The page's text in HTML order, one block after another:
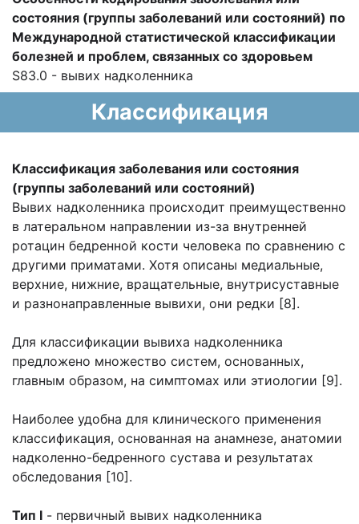
состояния (группы заболеваний или состояний) по
Международной статистической классификации
болезней и проблем, связанных со здоровьем
S83.0 - вывих надколенника
Классификация
Классификация заболевания или состояния
(группы заболеваний или состояний)
Вывих надколенника происходит преимущественно
в латеральном направлении из-за внутренней
ротацин бедренной кости человека по сравнению с
другими приматами. Хотя описаны медиальные,
верхние, нижние, вращательные, внутрисуставные
и разнонаправленные вывихи, они редки [8].
Для классификации вывиха надколенника
предложено множество систем, основанных,
главным образом, на симптомах или этиологии [9].
Наиболее удобна для клинического применения
классификация, основанная на анамнезе, анатомии
надколенно-бедренного сустава и результатах
обследования [10].
Тип I - первичный вывих надколенника